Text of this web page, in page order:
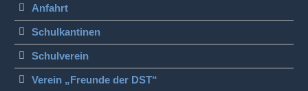
Anfahrt
Schulkantinen
Schulverein
Verein „Freunde der DST“